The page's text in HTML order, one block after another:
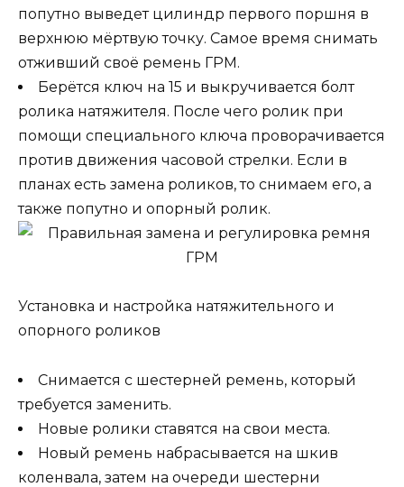
попутно выведет цилиндр первого поршня в
верхнюю мёртвую точку. Самое время снимать
отживший своё ремень ГРМ.
Берётся ключ на 15 и выкручивается болт
ролика натяжителя. После чего ролик при
помощи специального ключа проворачивается
против движения часовой стрелки. Если в
планах есть замена роликов, то снимаем его, а
также попутно и опорный ролик.
Установка и настройка натяжительного и
опорного роликов
Снимается с шестерней ремень, который
требуется заменить.
Новые ролики ставятся на свои места.
Новый ремень набрасывается на шкив
коленвала, затем на очереди шестерни